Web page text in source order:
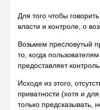
Для того чтобы
власти и контроле, о
Возьмем пресловутый
то, когда
предоставляет
Исходя из этого,
приватности (хотя и
только предсказывать,